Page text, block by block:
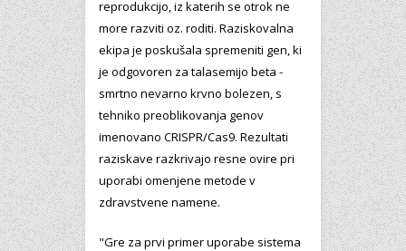
reprodukcijo, iz katerih se otrok ne
more razviti oz. roditi. Raziskovalna
ekipa je poskušala spremeniti gen, ki
je odgovoren za talasemijo beta -
smrtno nevarno krvno bolezen, s
tehniko preoblikovanja genov
imenovano CRISPR/Cas9. Rezultati
raziskave razkrivajo resne ovire pri
uporabi omenjene metode v
zdravstvene namene.
"Gre za prvi primer uporabe sistema